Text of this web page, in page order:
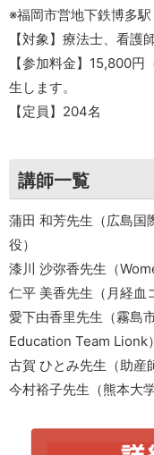
※福岡市営地下鉄博多
【対象】療法士、看
【参加料金】15,800
生します。
【定員】204名
講師一覧
蒲田 和芳先生（広島国
役）
漆川 沙弥香先生（
仁平 美香先生（月経血
愛下由香里先生（霧島
Education Team Lionk）
古賀 ひとみ先生（助産
今村裕子先生（熊本大